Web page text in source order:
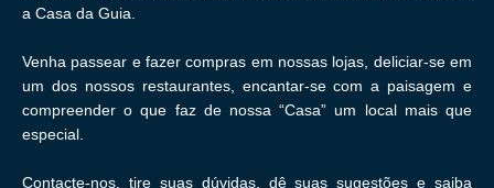
a Casa da Guia.
Venha passear e fazer compras em nossas lojas, deliciar-se em
um dos nossos restaurantes, encantar-se com a paisagem e
compreender o que faz de nossa “Casa” um local mais que
especial.
Contacte-nos, tire suas dúvidas, dê suas sugestões e saiba